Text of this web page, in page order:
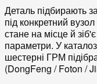
Деталь підбирають
під конкретний
стане на місце й
параметри. У
шестерні ГРМ
(DongFeng / Foton /